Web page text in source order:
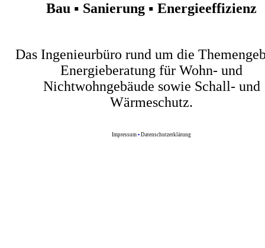
Bau ▪ Sanierung ▪ Energieeffizienz
Das Ingenieurbüro rund um die
Energieberatung für Wohn- und
Nichtwohngebäude sowie Schall- und
Wärmeschutz.
Impressum ▪Datenschutzerklärung